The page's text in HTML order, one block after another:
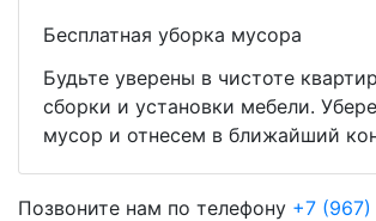
Бесплатная уборка мусора
Будьте уверены в чистоте
сборки и установки мебели.
мусор и отнесем в ближайший
Позвоните нам по телефону +7